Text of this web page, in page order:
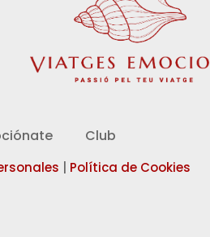
Club
Política de Cookies